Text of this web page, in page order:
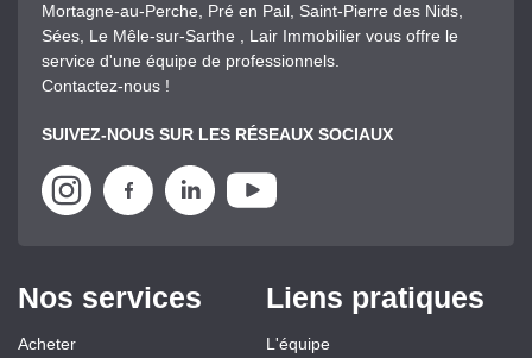
Mortagne-au-Perche, Pré en Pail, Saint-Pierre des Nids,
Sées, Le Mêle-sur-Sarthe , Lair Immobilier vous offre le
service d'une équipe de professionnels.
Contactez-nous !
SUIVEZ-NOUS SUR LES RÉSEAUX SOCIAUX
Nos services
Acheter
Liens pratiques
L'équipe